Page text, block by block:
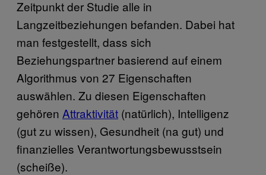
Zeitpunkt der Studie alle in
Langzeitbeziehungen befanden. Dabei hat
man festgestellt, dass sich
Beziehungspartner basierend auf einem
Algorithmus von 27 Eigenschaften
auswählen. Zu diesen Eigenschaften
gehören Attraktivität (natürlich), Intelligenz
(gut zu wissen), Gesundheit (na gut) und
finanzielles Verantwortungsbewusstsein
(scheiße).